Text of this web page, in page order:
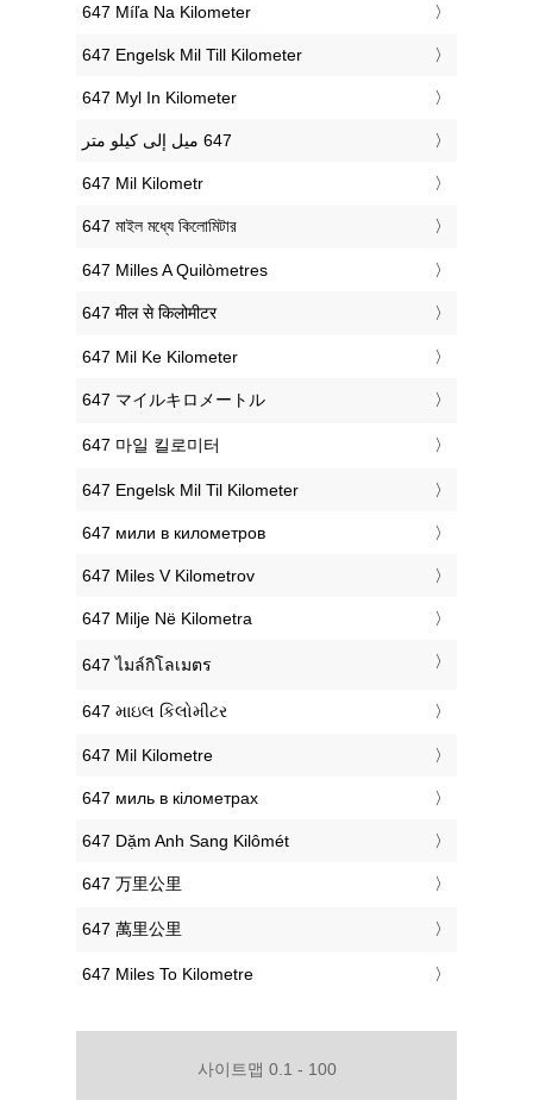
‎647 Míľa Na Kilometer
‎647 Engelsk Mil Till Kilometer
‎647 Myl In Kilometer
‎647 Mil Kilometr
‎647 মাইল মধ্যে কিলোমিটার
‎647 Milles A Quilòmetres
‎647 मील से किलोमीटर
‎647 Mil Ke Kilometer
‎647 マイルキロメートル
‎647 마일 킬로미터
‎647 Engelsk Mil Til Kilometer
‎647 мили в километров
‎647 Miles V Kilometrov
‎647 Milje Në Kilometra
‎647 ไมล์กิโลเมตร
‎647 માઇલ કિલોમીટર
‎647 Mil Kilometre
‎647 миль в кілометрах
‎647 Dặm Anh Sang Kilômét
‎647 万里公里
‎647 萬里公里
‎647 Miles To Kilometre
사이트맵 0.1 - 100